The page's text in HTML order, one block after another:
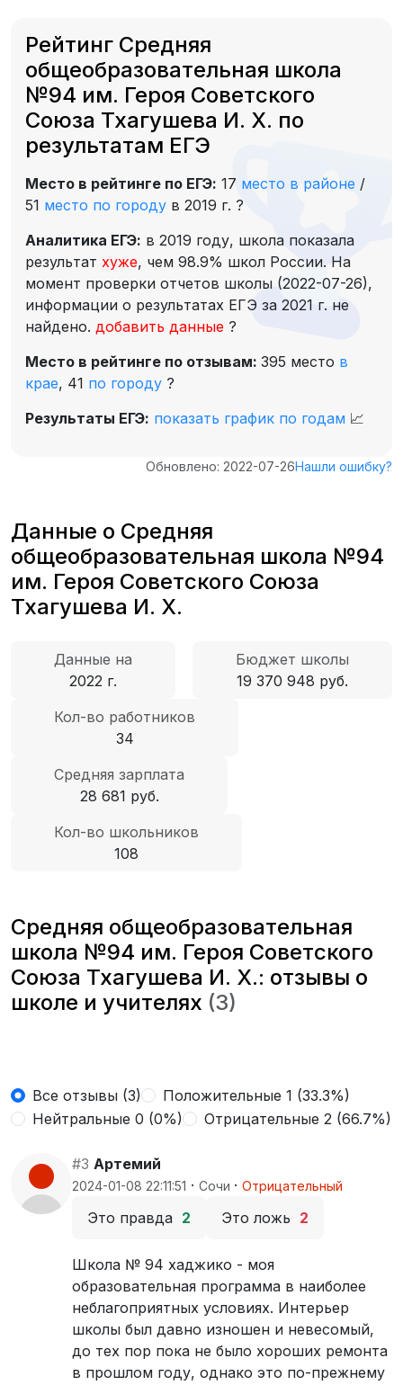
Рейтинг Средняя
общеобразовательная школа
№94 им. Героя Советского
Союза Тхагушева И. Х. по
результатам ЕГЭ
Место в рейтинге по ЕГЭ: 17 место в районе /
51 место по городу в 2019 г. ?
Аналитика ЕГЭ: в 2019 году, школа показала
результат хуже, чем 98.9% школ России. На
момент проверки отчетов школы (2022-07-26),
информации о результатах ЕГЭ за 2021 г. не
найдено. добавить данные ?
Место в рейтинге по отзывам: 395 место в
крае, 41 по городу ?
Результаты ЕГЭ: показать график по годам 📈
Обновлено: 2022-07-26Нашли ошибку?
Данные о Средняя
общеобразовательная школа №94
им. Героя Советского Союза
Тхагушева И. Х.
Данные на
2022 г.
Бюджет школы
19 370 948 руб.
Кол-во работников
34
Средняя зарплата
28 681 руб.
Кол-во школьников
108
Средняя общеобразовательная
школа №94 им. Героя Советского
Союза Тхагушева И. Х.: отзывы о
школе и учителях (3)
Все отзывы (3)
Положительные 1 (33.3%)
Нейтральные 0 (0%)
Отрицательные 2 (66.7%)
#3 Артемий
2024-01-08 22:11:51 · Сочи · Отрицательный
Это правда 2 Это ложь 2
Школа № 94 хаджико - моя
образовательная программа в наиболее
неблагоприятных условиях. Интерьер
школы был давно изношен и невесомый,
до тех пор пока не было хороших ремонта
в прошлом году, однако это по-прежнему